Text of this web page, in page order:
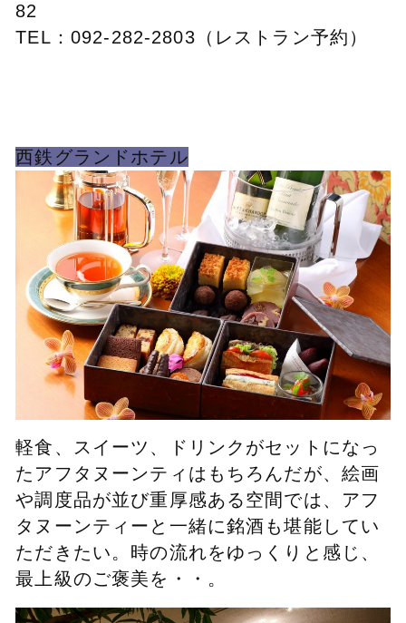
82
TEL：092-282-2803（レストラン予約）
西鉄グランドホテル
軽食、スイーツ、ドリンクがセットになっ
たアフタヌーンティはもちろんだが、絵画
や調度品が並び重厚感ある空間では、アフ
タヌーンティーと一緒に銘酒も堪能してい
ただきたい。時の流れをゆっくりと感じ、
最上級のご褒美を・・。